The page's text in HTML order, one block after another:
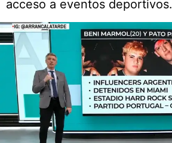
acceso a eventos deportivos.